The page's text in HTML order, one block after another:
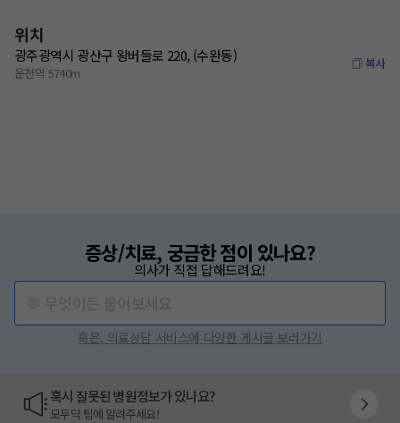
위치
광주광역시 광산구 왕버들로 220, (수완동)
운천역 5740m
복사
증상/치료, 궁금한 점이 있나요?
의사가 직접 답해드려요!
혹은, 의료상담 서비스에 다양한 게시글 보러가기
혹시 잘못된 병원정보가 있나요?
모두닥 팀에 알려주세요!